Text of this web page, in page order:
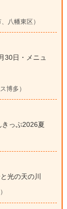
八幡東区）
30日・メニュ
博多）
っぷ2026夏
光の天の川